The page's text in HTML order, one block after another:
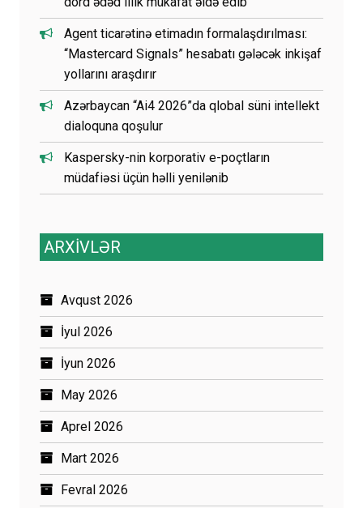
Agent ticarətinə etimadın formalaşdırılması:
“Mastercard Signals” hesabatı gələcək inkişaf
yollarını araşdırır
Azərbaycan “Ai4 2026”da qlobal süni intellekt
dialoquna qoşulur
Kaspersky-nin korporativ e-poçtların
müdafiəsi üçün həlli yenilənib
ARXİVLƏR
Avqust 2026
İyul 2026
İyun 2026
May 2026
Aprel 2026
Mart 2026
Fevral 2026